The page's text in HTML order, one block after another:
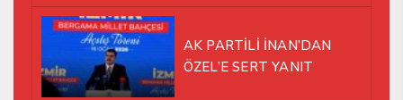
AK PARTİLİ İNAN’DAN
ÖZEL’E SERT YANIT